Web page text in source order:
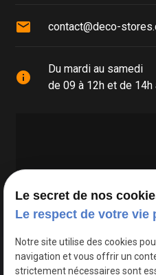
mail contact@deco-
info
Du mardi au samedi
de 09 à 12h et de 14h
Google Maps Search API
Le secret de nos
Le respect de votre vie
Notre site utilise des cookies
navigation et vous offrir un
strictement nécessaires sont